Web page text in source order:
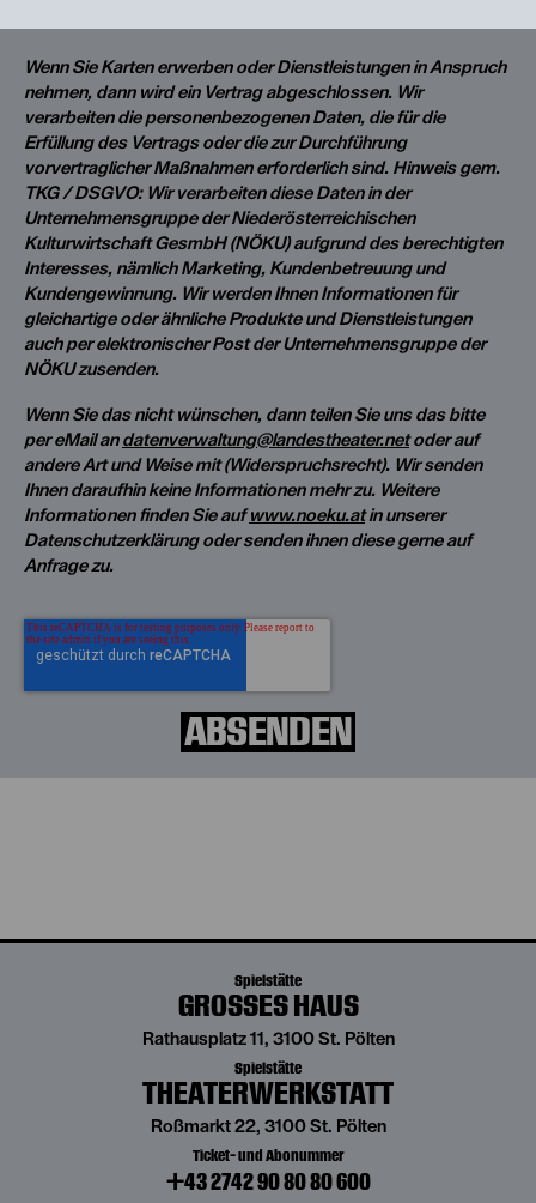
Wenn Sie Karten erwerben oder Dienstleistungen in Anspruch
nehmen, dann wird ein Vertrag abgeschlossen. Wir
verarbeiten die personenbezogenen Daten, die für die
Erfüllung des Vertrags oder die zur Durchführung
vorvertraglicher Maßnahmen erforderlich sind. Hinweis gem.
TKG / DSGVO: Wir verarbeiten diese Daten in der
Unternehmensgruppe der Niederösterreichischen
Kulturwirtschaft GesmbH (NÖKU) aufgrund des berechtigten
Interesses, nämlich Marketing, Kundenbetreuung und
Kundengewinnung. Wir werden Ihnen Informationen für
gleichartige oder ähnliche Produkte und Dienstleistungen
auch per elektronischer Post der Unternehmensgruppe der
NÖKU zusenden.
Wenn Sie das nicht wünschen, dann teilen Sie uns das bitte
per eMail an datenverwaltung@landestheater.netoder auf
andere Art und Weise mit (Widerspruchsrecht). Wir senden
Ihnen daraufhin keine Informationen mehr zu. Weitere
Informationen finden Sie aufwww.noeku.atin unserer
Datenschutzerklärung oder senden ihnen diese gerne auf
Anfrage zu.
Spielstätte
GROSSES HAUS
Rathausplatz 11, 3100 St. Pölten
Spielstätte
THEATERWERKSTATT
Roßmarkt 22, 3100 St. Pölten
Ticket- und Abonummer
+43 2742 90 80 80 600